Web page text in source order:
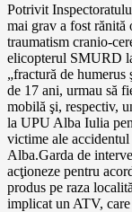
Potrivit
mai grav a fost rănită
traumatism cranio-
elicopterul SMURD
„fractură de
de 17 ani, urmau să
mobilă şi, respectiv,
la UPU Alba Iulia
victime ale
Alba.Garda de
acţioneze pentru
produs pe raza
implicat un ATV,